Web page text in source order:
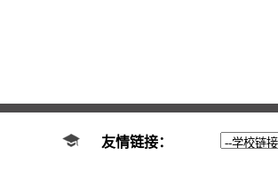
友情链接：